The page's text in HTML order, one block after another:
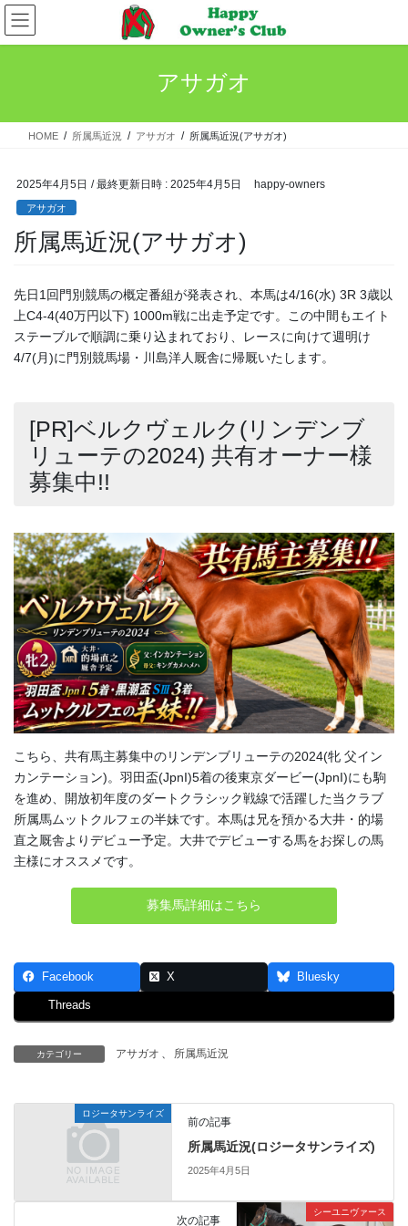
コ
ン
テ
ス
ナ
ビ
ゲ
ン
アサガオ
HOME 所属馬近況 アサガオ 所属馬近況(アサガオ)
2025年4月5日 / 最終更新日時 : 2025年4月5日 happy-owners
アサガオ
所属馬近況(アサガオ)
先日1回門別競馬の概定番組が発表され、本馬は4/16(水) 3R 3歳以
上C4-4(40万円以下) 1000m戦に出走予定です。この中間もエイト
ステーブルで順調に乗り込まれており、レースに向けて週明け
4/7(月)に門別競馬場・川島洋人厩舎に帰厩いたします。
[PR]ベルクヴェルク(リンデンブ
リューテの2024) 共有オーナー様
募集中!!
こちら、共有馬主募集中のリンデンブリューテの2024(牝 父イン
カンテーション)。羽田盃(JpnI)5着の後東京ダービー(JpnI)にも駒
を進め、開放初年度のダートクラシック戦線で活躍した当クラブ
所属馬ムットクルフェの半妹です。本馬は兄を預かる大井・的場
直之厩舎よりデビュー予定。大井でデビューする馬をお探しの馬
主様にオススメです。
募集馬詳細はこちら
Facebook X Bluesky
Threads
カテゴリー アサガオ 所属馬近況
ロジータサンライズ
前の記事
所属馬近況(ロジータサンライズ)
2025年4月5日
シーユニヴァース
次の記事